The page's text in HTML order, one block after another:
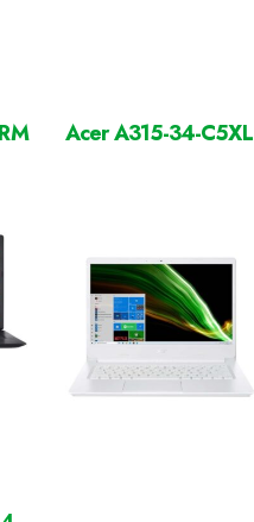
Acer A315-34-C5XL